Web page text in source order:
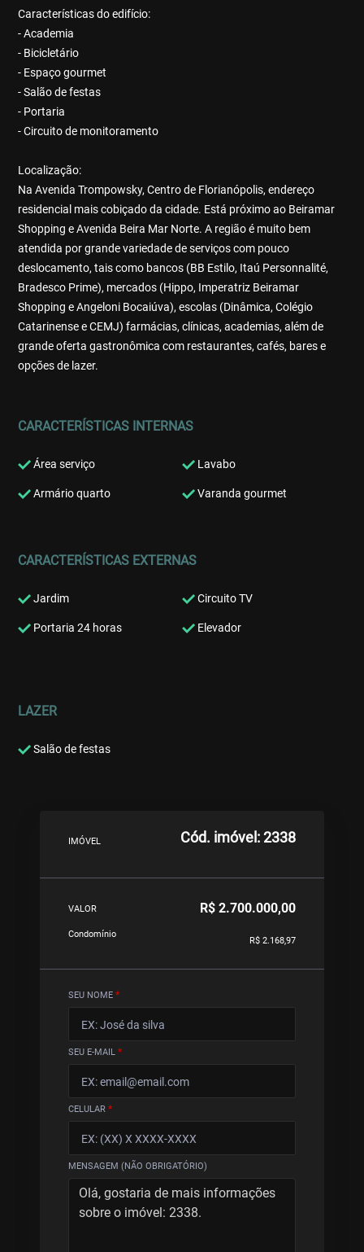
Características do edifício:
- Academia
- Bicicletário
- Espaço gourmet
- Salão de festas
- Portaria
- Circuito de monitoramento
Localização:
Na Avenida Trompowsky, Centro de Florianópolis, endereço
residencial mais cobiçado da cidade. Está próximo ao Beiramar
Shopping e Avenida Beira Mar Norte. A região é muito bem
atendida por grande variedade de serviços com pouco
deslocamento, tais como bancos (BB Estilo, Itaú Personnalité,
Bradesco Prime), mercados (Hippo, Imperatriz Beiramar
Shopping e Angeloni Bocaiúva), escolas (Dinâmica, Colégio
Catarinense e CEMJ) farmácias, clínicas, academias, além de
grande oferta gastronômica com restaurantes, cafés, bares e
opções de lazer.
CARACTERÍSTICAS INTERNAS
Área serviço Lavabo
Armário quarto Varanda gourmet
CARACTERÍSTICAS EXTERNAS
Jardim Circuito TV
Portaria 24 horas Elevador
LAZER
Salão de festas
IMÓVEL Cód. imóvel: 2338
VALOR R$ 2.700.000,00
Condomínio
R$ 2.168,97
SEU NOME *
SEU E-MAIL *
CELULAR *
MENSAGEM (NÃO OBRIGATÓRIO)